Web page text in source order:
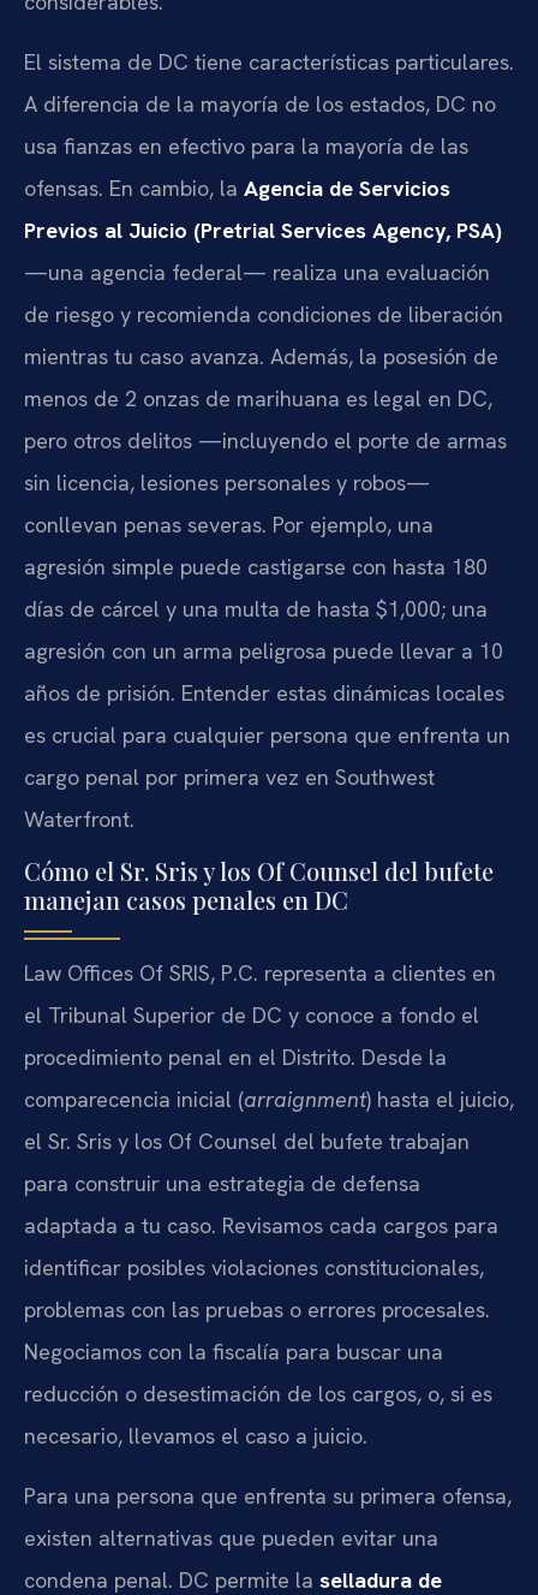
El sistema de DC tiene características particulares.
A diferencia de la mayoría de los estados, DC no
usa fianzas en efectivo para la mayoría de las
ofensas. En cambio, la Agencia de Servicios
Previos al Juicio (Pretrial Services Agency, PSA)
—una agencia federal— realiza una evaluación
de riesgo y recomienda condiciones de liberación
mientras tu caso avanza. Además, la posesión de
menos de 2 onzas de marihuana es legal en DC,
pero otros delitos —incluyendo el porte de armas
sin licencia, lesiones personales y robos—
conllevan penas severas. Por ejemplo, una
agresión simple puede castigarse con hasta 180
días de cárcel y una multa de hasta $1,000; una
agresión con un arma peligrosa puede llevar a 10
años de prisión. Entender estas dinámicas locales
es crucial para cualquier persona que enfrenta un
cargo penal por primera vez en Southwest
Waterfront.
Cómo el Sr. Sris y los Of Counsel del bufete
manejan casos penales en DC
Law Offices Of SRIS, P.C. representa a clientes en
el Tribunal Superior de DC y conoce a fondo el
procedimiento penal en el Distrito. Desde la
comparecencia inicial (arraignment) hasta el juicio,
el Sr. Sris y los Of Counsel del bufete trabajan
para construir una estrategia de defensa
adaptada a tu caso. Revisamos cada cargos para
identificar posibles violaciones constitucionales,
problemas con las pruebas o errores procesales.
Negociamos con la fiscalía para buscar una
reducción o desestimación de los cargos, o, si es
necesario, llevamos el caso a juicio.
Para una persona que enfrenta su primera ofensa,
existen alternativas que pueden evitar una
condena penal. DC permite la selladura de